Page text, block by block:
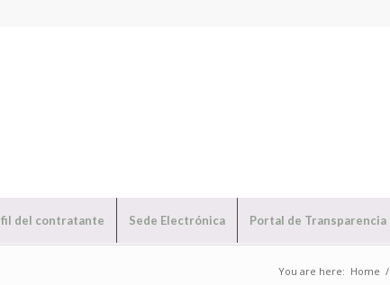
del contratante Sede Electrónica Portal de Transparencia
You are here: Home /